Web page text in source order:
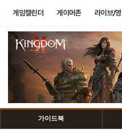
게임캘린더 게이머존 라이브/
가이드북